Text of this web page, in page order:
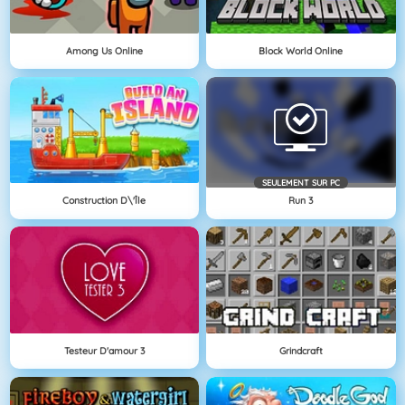
Among Us Online Block World Online
Construction D\'île
SEULEMENT SUR PC
Run 3
Testeur D'amour 3 Grindcraft